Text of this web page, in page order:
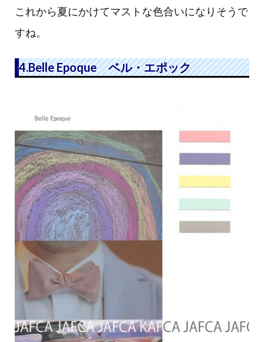
これから夏にかけてマストな色合いになりそうで
すね。
4.Belle Epoque ベル・エポック